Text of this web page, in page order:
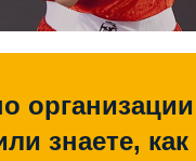
организации
знаете, как